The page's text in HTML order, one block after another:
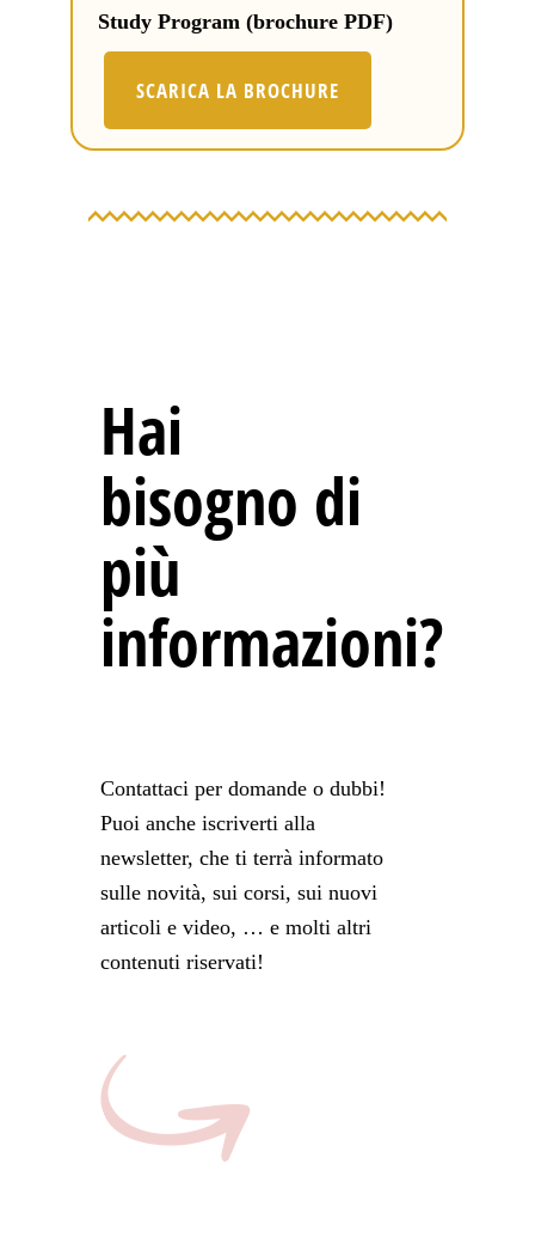
Study Program (brochure PDF)
SCARICA LA BROCHURE
Hai
bisogno di
più
informazioni?
Contattaci per domande o dubbi!
Puoi anche iscriverti alla
newsletter, che ti terrà informato
sulle novità, sui corsi, sui nuovi
articoli e video, … e molti altri
contenuti riservati!